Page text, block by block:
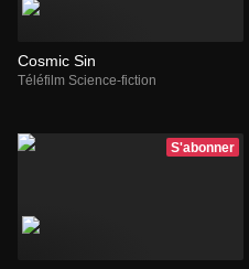
Cosmic Sin
Téléfilm Science-fiction
S'abonner